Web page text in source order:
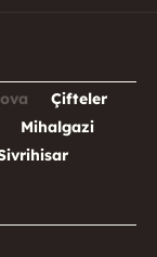
Çifteler
Mihalgazi